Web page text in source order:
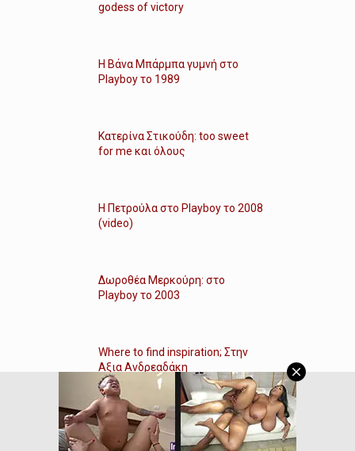
godess of victory
Η Βάνα Μπάρμπα γυμνή στο
Playboy το 1989
Κατερίνα Στικούδη: too sweet
for me και όλους
Η Πετρούλα στο Playboy το 2008
(video)
Δωροθέα Μερκούρη: στο
Playboy το 2003
Where to find inspiration; Στην
Αξια Ανδρεαδάκη
Μαρία Σολωμού και Κατερίνα
Λέχου γυμνές στο Λευκό Βιβλίο